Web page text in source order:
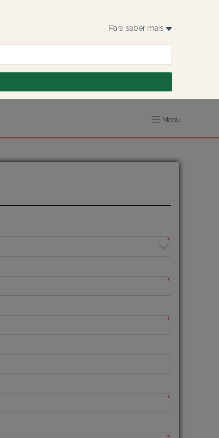
Para saber mais
Menu
*
*
*
*
*